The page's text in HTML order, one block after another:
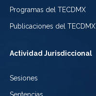
Programas del TECDMX
Publicaciones del TECDMX
Actividad Jurisdiccional
Sesiones